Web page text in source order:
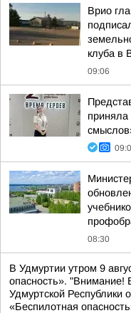
Врио
клуба в
09:06
приняла
08:30
В Удмуртии утром 9
опасность». "Внимание!
Удмуртской Республики
«Беспилотная